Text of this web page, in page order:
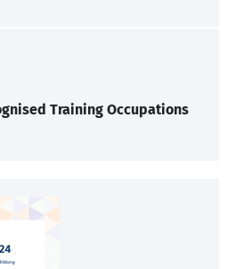
Training Occupations